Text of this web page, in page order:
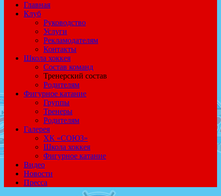
Главная
Клуб
Руководство
Услуги
Рекламодателям
Контакты
Школа хоккея
Состав команд
Тренерский состав
Родителям
Фигурное катание
Группы
Тренеры
Родителям
Галерея
ХК «СОЮЗ»
Школа хоккея
Фигурное катание
Видео
Новости
Пресса